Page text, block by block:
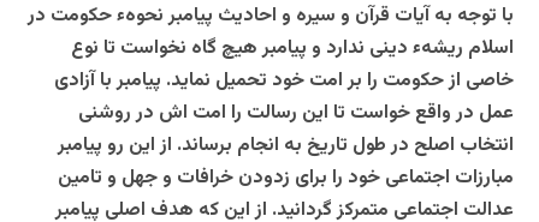
با توجه به آیات قرآن و سیره و احادیث پیامبر نحوهء حکومت در
اسلام ریشهء دینی ندارد و پیامبر هیچ گاه نخواست تا نوع
خاصی از حکومت را بر امت خود تحمیل نماید. پیامبر با آزادی
عمل در واقع خواست تا این رسالت را امت اش در روشنی
انتخاب اصلح در طول تاریخ به انجام برساند. از این رو پیامبر
مبارزات اجتماعی خود را برای زدودن خرافات و جهل و تامین
عدالت اجتماعی متمرکز گردانید. از این که هدف اصلی پیامبر